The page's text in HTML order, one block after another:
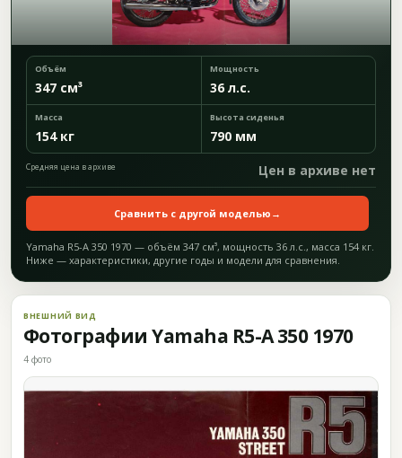
Объём
347 см³
Мощность
36 л.с.
Масса
154 кг
Высота сиденья
790 мм
Средняя цена в архиве Цен в архиве нет
Сравнить с другой моделью →
Yamaha R5-A 350 1970 — объём 347 см³, мощность 36 л.с., масса 154 кг.
Ниже — характеристики, другие годы и модели для сравнения.
ВНЕШНИЙ ВИД
Фотографии Yamaha R5-A 350 1970
4 фото